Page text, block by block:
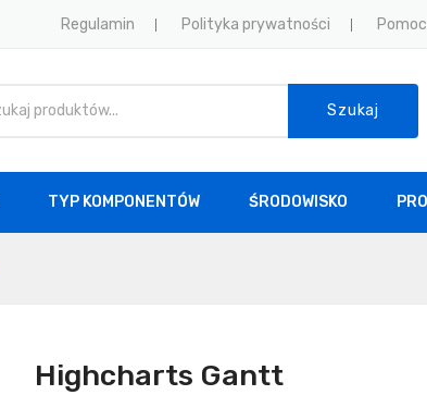
Regulamin Polityka prywatności Pomoc
Szukaj
Koszyk jest pusty.
TYP KOMPONENTÓW ŚRODOWISKO
Highcharts Gantt